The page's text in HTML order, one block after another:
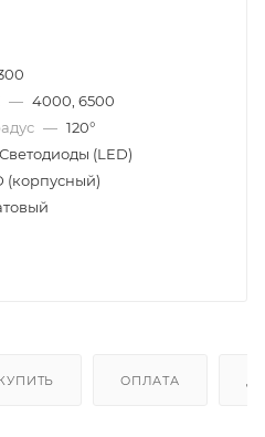
— 4000, 6500
— 120°
Светодиоды (LED)
(корпусный)
ОПЛАТА